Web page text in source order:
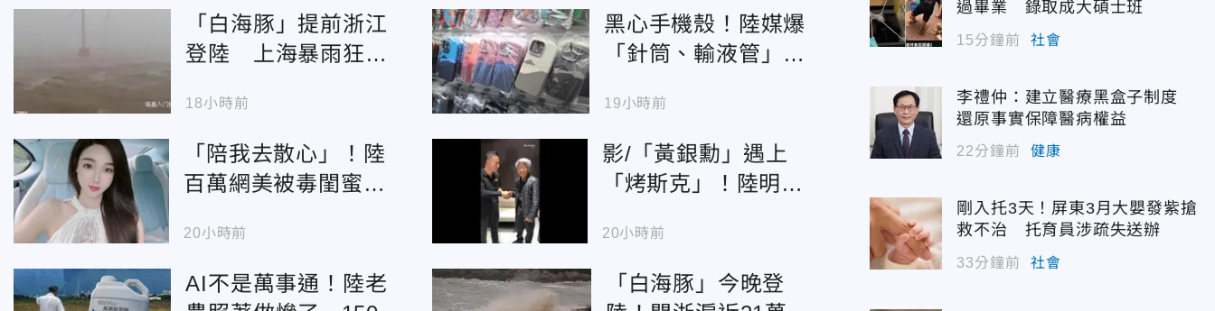
「白海豚」提前浙江
登陸 上海暴雨狂炸
18小時前
黑心手機殼！陸媒爆
「針筒、輸液管」回
癌
19小時前
「陪我去散心」！陸
百萬網美被毒閨蜜設
遇害
20小時前
影/「黃銀勳」遇上
「烤斯克」！陸明星
就差川普
20小時前
AI不是萬事通！陸老
「白海豚」今晚登
過畢業 錄取成大碩士班
15分鐘前 社會
李禮仲：建立醫療黑盒子制度
還原事實保障醫病權益
22分鐘前 健康
剛入托3天！屏東3月大嬰發紫搶
救不治 托育員涉疏失送辦
33分鐘前 社會